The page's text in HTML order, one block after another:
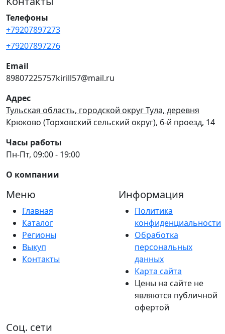
Телефоны
+79207897273
+79207897276
Email
89807225757kirill57@mail.ru
Адрес
Тульская область, городской округ Тула, деревня
Крюково (Торховский сельский округ), 6-й проезд, 14
Часы работы
Пн-Пт, 09:00 - 19:00
О компании
Меню
Главная
Каталог
Регионы
Выкуп
Контакты
Информация
Политика
конфиденциальности
Обработка
персональных
данных
Карта сайта
Цены на сайте не
являются публичной
офертой
Соц. сети